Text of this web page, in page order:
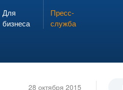
Запах газа?
ЗВОНИ 104
Для
бизнеса
Пресс-
служба
28 октября 2015